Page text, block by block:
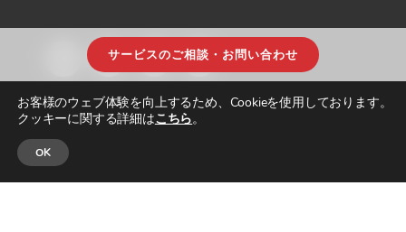
サービスのご相談・お問い合わせ
お客様のウェブ体験を向上するため、Cookieを使用しております。
クッキーに関する詳細はこちら。
OK